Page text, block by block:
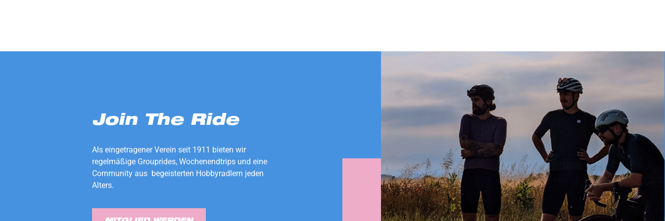
Join The Ride
Als eingetragener Verein seit 1911 bieten wir
regelmäßige Grouprides, Wochenendtrips und eine
Community aus begeisterten Hobbyradlern jeden
Alters.